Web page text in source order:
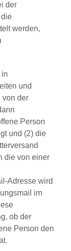
der
werden,
in
und
von der
Person
und (2) die
die von einer
Adresse wird
im
ob der
Person den